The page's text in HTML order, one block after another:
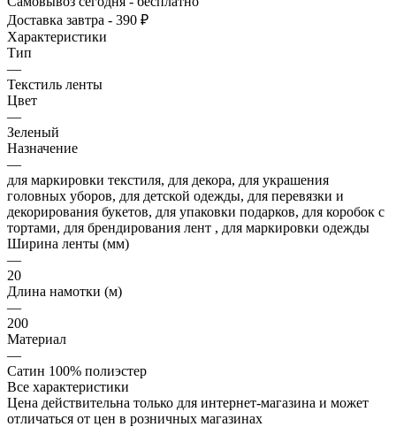
Доставка завтра - 390 ₽
Характеристики
Тип
—
Текстиль ленты
Цвет
—
Зеленый
Назначение
—
для маркировки текстиля, для декора, для украшения
головных уборов, для детской одежды, для перевязки и
декорирования букетов, для упаковки подарков, для коробок с
тортами, для брендирования лент , для маркировки одежды
Ширина ленты (мм)
—
20
Длина намотки (м)
—
200
Материал
—
Сатин 100% полиэстер
Все характеристики
Цена действительна только для интернет-магазина и может
отличаться от цен в розничных магазинах